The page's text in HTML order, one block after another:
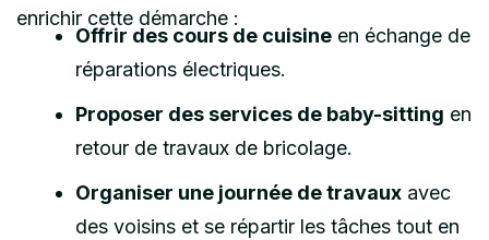
enrichir cette démarche :
Offrir des cours de cuisine en échange de
réparations électriques.
Proposer des services de baby-sitting en
retour de travaux de bricolage.
Organiser une journée de travaux avec
des voisins et se répartir les tâches tout en